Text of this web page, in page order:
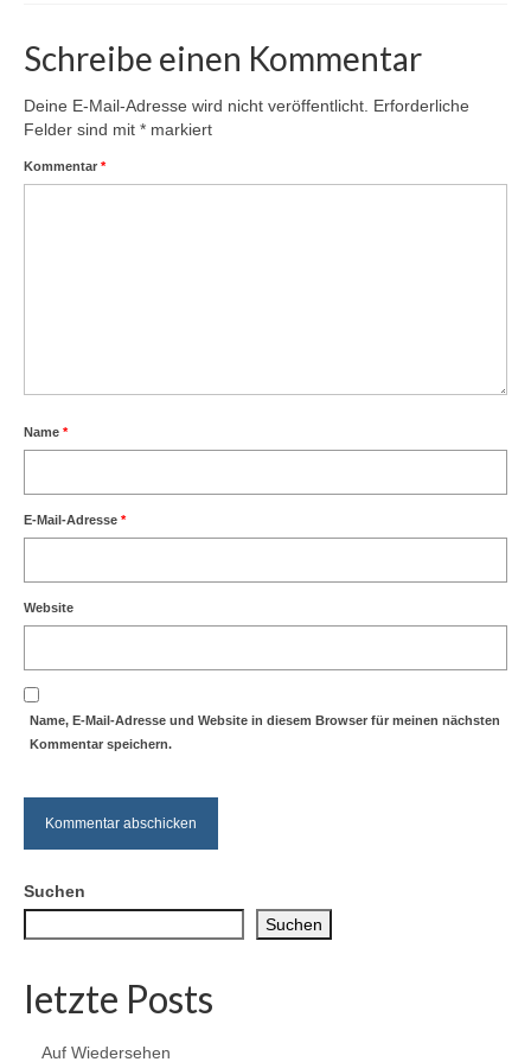
Schreibe einen Kommentar
Deine E-Mail-Adresse wird nicht veröffentlicht. Erforderliche
Felder sind mit * markiert
Kommentar *
Name *
E-Mail-Adresse *
Website
Name, E-Mail-Adresse und Website in diesem Browser für meinen nächsten
Kommentar speichern.
Suchen
Suchen
letzte Posts
Auf Wiedersehen